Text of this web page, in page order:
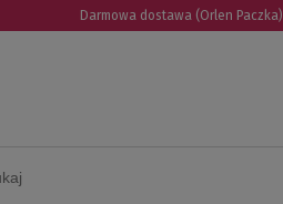
Darmowa dostawa (Orlen